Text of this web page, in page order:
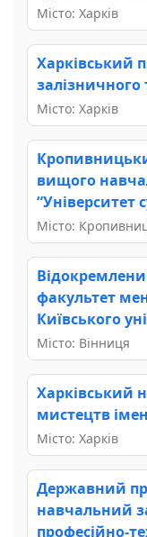
Місто: Харків
Харківський
залізничного
Місто: Харків
вищого
“Університет
Місто:
факультет
Київського
Місто: Вінниця
Харківський
мистецтв
Місто: Харків
Державний
навчальний
професійно-